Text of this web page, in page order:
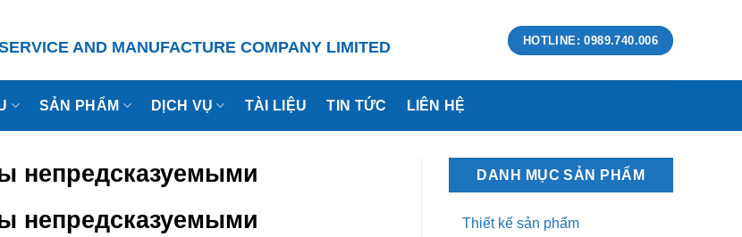
AND MANUFACTURE COMPANY LIMITED HOTLINE: 0989.740.006
SẢN PHẨM DỊCH VỤ TÀI LIỆU TIN TỨC LIÊN HỆ
непредсказуемыми
непредсказуемыми
DANH MỤC SẢN PHẨM
Thiết kế sản phẩm